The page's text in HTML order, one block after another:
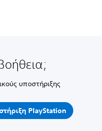
υποστήριξης
PlayStation